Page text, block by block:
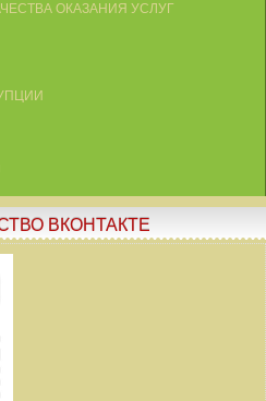
ОКАЗАНИЯ УСЛУГ
ВКОНТАКТЕ